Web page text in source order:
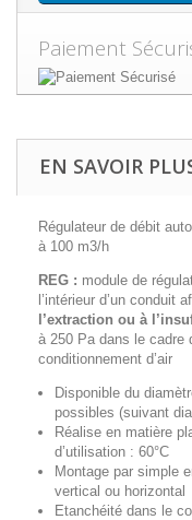
Paiement
EN SAVOIR
Régulateur de débit
à 100 m3/h
REG : module de
l’intérieur d’un conduit
l’extraction ou à
à 250 Pa dans le cadre
conditionnement d’air
Disponible du
possibles (suivant
Réalise en matière
d’utilisation : 60°C
Montage par simple
vertical ou horizontal
Etanchéité dans le